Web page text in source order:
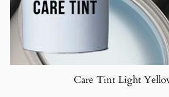
Care Tint Light